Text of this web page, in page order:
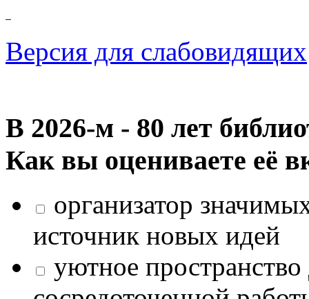
Версия для слабовидящих
В 2026‑м - 80 лет
Как вы оцениваете её
организатор
источник новых идей
уютное